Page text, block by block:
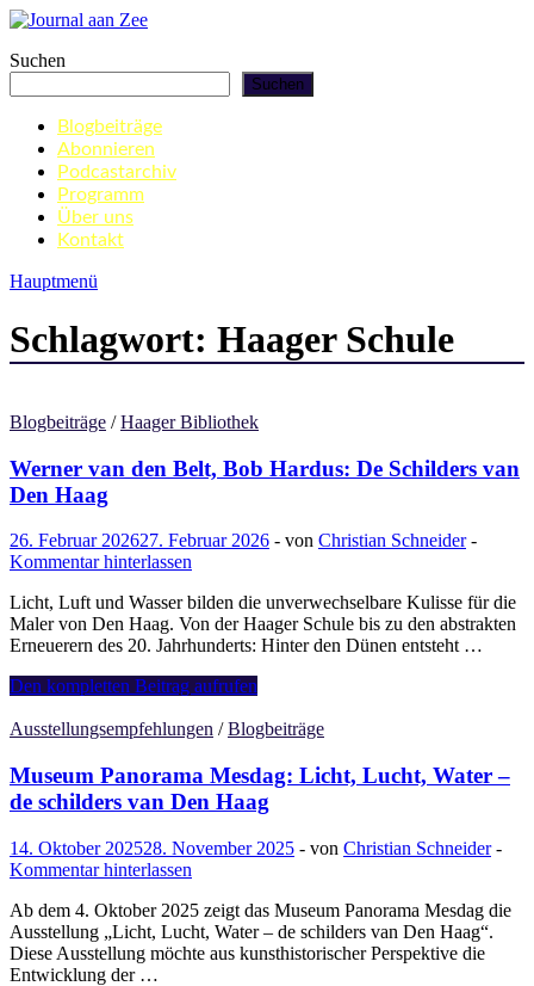
Zum
springen
Journal aan Zee
Suchen
Suchen
Blogbeiträge
Abonnieren
Podcastarchiv
Programm
Über uns
Kontakt
Hauptmenü
Schlagwort: Haager Schule
Blogbeiträge /Haager Bibliothek
Werner van den Belt, Bob Hardus: De Schilders van
Den Haag
26. Februar 202627. Februar 2026 - von Christian Schneider-
Kommentar hinterlassen
Licht, Luft und Wasser bilden die unverwechselbare Kulisse für die
Maler von Den Haag. Von der Haager Schule bis zu den abstrakten
Erneuerern des 20. Jahrhunderts: Hinter den Dünen entsteht …
Werner
den
Hardus:
De
Schilders
Den
Haag
Den kompletten Beitrag aufrufen
Ausstellungsempfehlungen /Blogbeiträge
Museum Panorama Mesdag: Licht, Lucht, Water –
de schilders van Den Haag
14. Oktober 202528. November 2025 - von Christian Schneider-
Kommentar hinterlassen
Ab dem 4. Oktober 2025 zeigt das Museum Panorama Mesdag die
Ausstellung „Licht, Lucht, Water – de schilders van Den Haag“.
Diese Ausstellung möchte aus kunsthistorischer Perspektive die
Entwicklung der …